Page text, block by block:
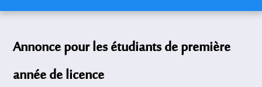
Annonce pour les étudiants de première
année de licence